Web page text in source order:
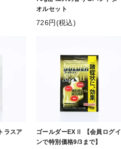
オルセット
726円(税込)
ラスア
ゴールダーEXⅡ 【会員ログイ
ンで特別価格9/3まで】